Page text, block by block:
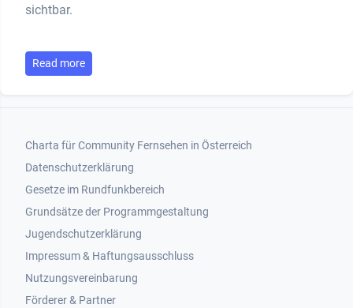
sichtbar.
Read more
Footer 1
Charta für Community Fernsehen in Österreich
Datenschutzerklärung
Gesetze im Rundfunkbereich
Grundsätze der Programmgestaltung
Jugendschutzerklärung
Impressum & Haftungsausschluss
Nutzungsvereinbarung
Footer 2
Förderer & Partner